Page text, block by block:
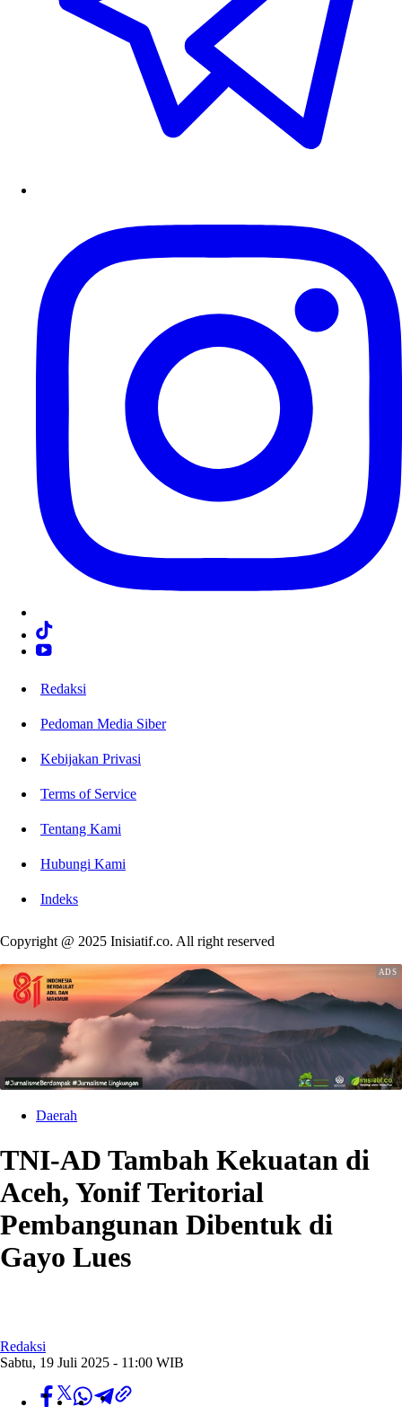
Redaksi
Pedoman Media Siber
Kebijakan Privasi
Terms of Service
Tentang Kami
Hubungi Kami
Indeks
Copyright @ 2025 Inisiatif.co. All right reserved
Daerah
TNI-AD Tambah Kekuatan di
Aceh, Yonif Teritorial
Pembangunan Dibentuk di
Gayo Lues
Redaksi
Sabtu, 19 Juli 2025 - 11:00 WIB